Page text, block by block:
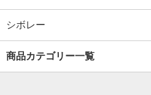
シボレー
商品カテゴリー一覧